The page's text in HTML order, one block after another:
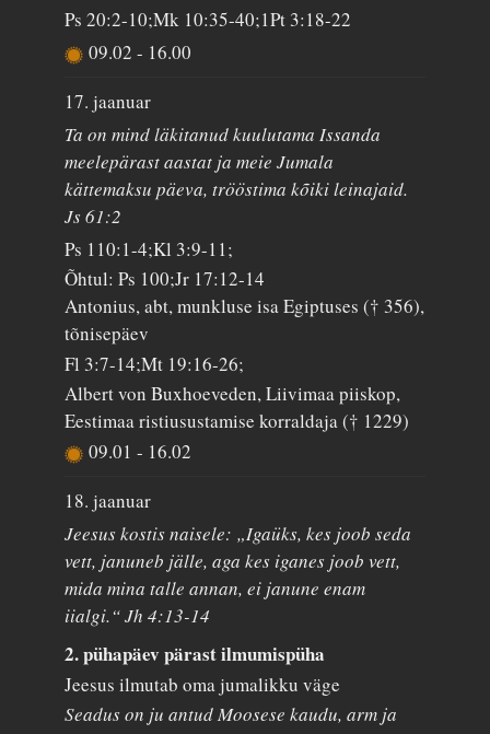
Ps 20:2-10;Mk 10:35-40;1Pt 3:18-22
09.02- 16.00
17. jaanuar
Ta on mind läkitanud kuulutama Issanda
meelepärast aastat ja meie Jumala
kättemaksu päeva, trööstima kõiki leinajaid.
Js 61:2
Ps 110:1-4;Kl 3:9-11;
Õhtul: Ps 100;Jr 17:12-14
Antonius, abt, munkluse isa Egiptuses († 356),
tõnisepäev
Fl 3:7-14;Mt 19:16-26;
Albert von Buxhoeveden, Liivimaa piiskop,
Eestimaa ristiusustamise korraldaja († 1229)
09.01- 16.02
18. jaanuar
Jeesus kostis naisele: „Igaüks, kes joob seda
vett, januneb jälle, aga kes iganes joob vett,
mida mina talle annan, ei janune enam
iialgi.“ Jh 4:13-14
2. pühapäev pärast ilmumispüha
Jeesus ilmutab oma jumalikku väge
Seadus on ju antud Moosese kaudu, arm ja